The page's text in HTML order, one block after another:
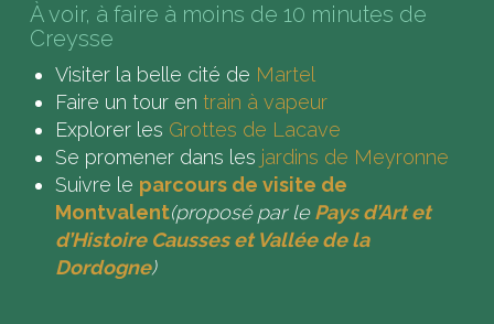
À voir, à faire à moins de 10 minutes de
Creysse
Visiter la belle cité de Martel
Faire un tour en train à vapeur
Explorer les Grottes de Lacave
Se promener dans les jardins de Meyronne
Suivre le parcours de visite de
Montvalent(proposé par lePays d’Art et
d’Histoire Causses et Vallée de la
Dordogne)